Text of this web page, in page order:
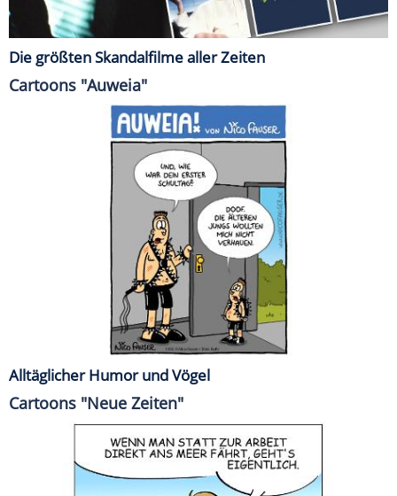
Die größten Skandalfilme aller Zeiten
Cartoons "Auweia"
Alltäglicher Humor und Vögel
Cartoons "Neue Zeiten"